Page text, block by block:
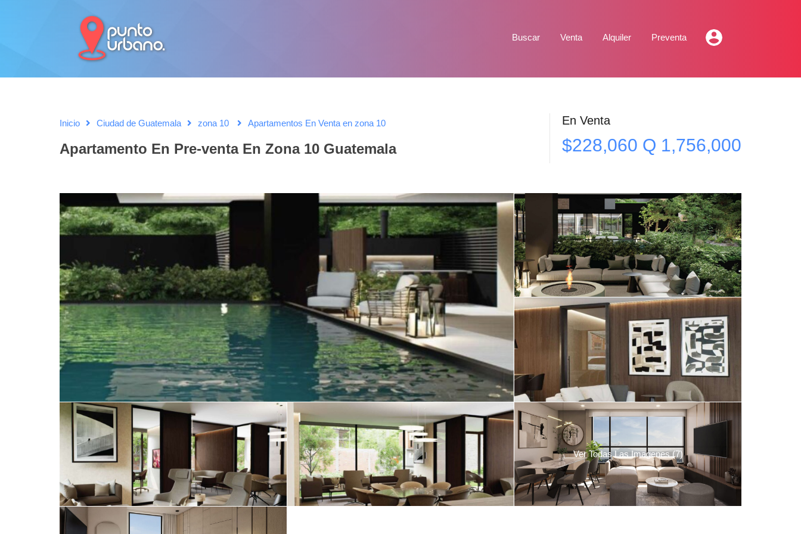
Buscar Venta Alquiler Preventa
Inicio Ciudad de Guatemala zona 10 Apartamentos En Venta en zona 10
Apartamento En Pre-venta En Zona 10 Guatemala
En Venta
$228,060 Q 1,756,000
Ver Todas Las Imagenes (7)